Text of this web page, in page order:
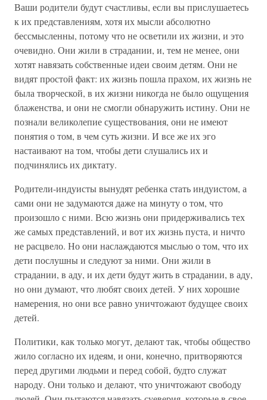
Ваши родители будут счастливы, если вы прислушаетесь
к их представлениям, хотя их мысли абсолютно
бессмысленны, потому что не осветили их жизни, и это
очевидно. Они жили в страдании, и, тем не менее, они
хотят навязать собственные идеи своим детям. Они не
видят простой факт: их жизнь пошла прахом, их жизнь не
была творческой, в их жизни никогда не было ощущения
блаженства, и они не смогли обнаружить истину. Они не
познали великолепие существования, они не имеют
понятия о том, в чем суть жизни. И все же их эго
настаивают на том, чтобы дети слушались их и
подчинялись их диктату.
Родители-индуисты вынудят ребенка стать индуистом, а
сами они не задумаются даже на минуту о том, что
произошло с ними. Всю жизнь они придерживались тех
же самых представлений, и вот их жизнь пуста, и ничто
не расцвело. Но они наслаждаются мыслью о том, что их
дети послушны и следуют за ними. Они жили в
страдании, в аду, и их дети будут жить в страдании, в аду,
но они думают, что любят своих детей. У них хорошие
намерения, но они все равно уничтожают будущее своих
детей.
Политики, как только могут, делают так, чтобы общество
жило согласно их идеям, и они, конечно, притворяются
перед другими людьми и перед собой, будто служат
народу. Они только и делают, что уничтожают свободу